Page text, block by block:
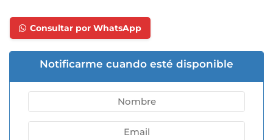
Consultar por WhatsApp
Notificarme cuando esté disponible